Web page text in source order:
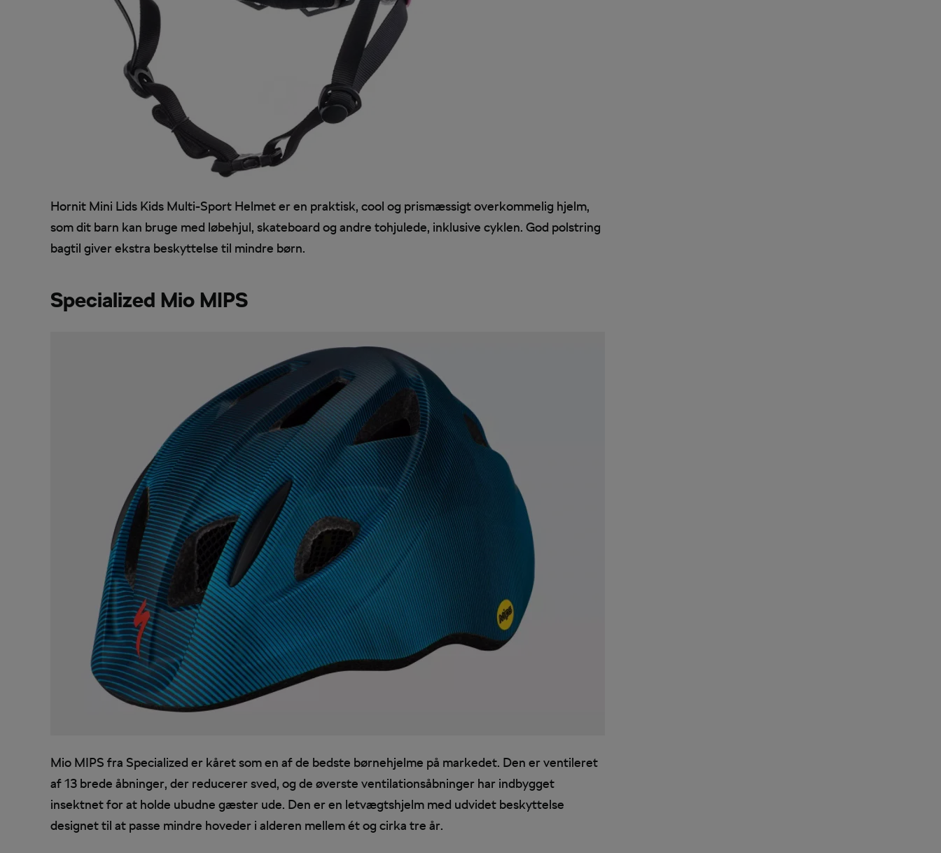
Hornit Mini Lids Kids Multi-Sport Helmet er en praktisk, cool og prismæssigt overkommelig hjelm,
som dit barn kan bruge med løbehjul, skateboard og andre tohjulede, inklusive cyklen. God polstring
bagtil giver ekstra beskyttelse til mindre børn.
Specialized Mio MIPS
Mio MIPS fra Specialized er kåret som en af ​​de bedste børnehjelme på markedet. Den er ventileret
af 13 brede åbninger, der reducerer sved, og de øverste ventilationsåbninger har indbygget
insektnet for at holde ubudne gæster ude. Den er en letvægtshjelm med udvidet beskyttelse
designet til at passe mindre hoveder i alderen mellem ét og cirka tre år.